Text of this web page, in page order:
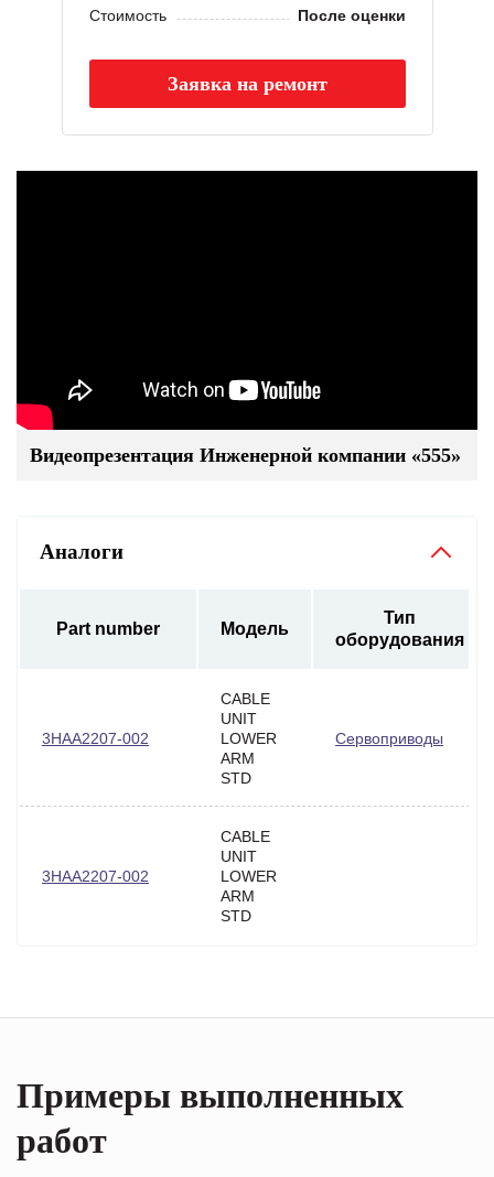
Стоимость После оценки
Заявка на ремонт
Видеопрезентация Инженерной компании «555»
Аналоги
Part number Модель
Тип
оборудования
3HAA2207-002
CABLE
UNIT
LOWER
ARM
STD
Сервоприводы
3HAA2207-002
CABLE
UNIT
LOWER
ARM
STD
Примеры выполненных
работ